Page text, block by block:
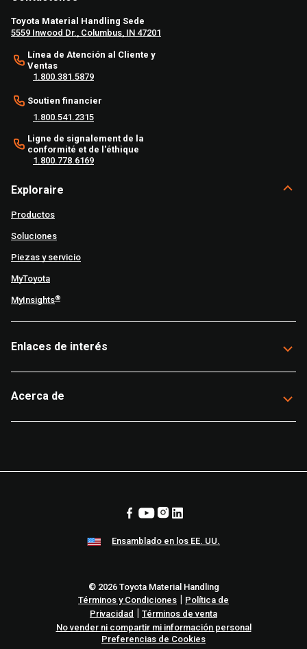
Toyota Material Handling Sede
5559 Inwood Dr., Columbus, IN 47201
Línea de Atención al Cliente y
Ventas
1.800.381.5879
Soutien financier
1.800.541.2315
Ligne de signalement de la
conformité et de l'éthique
1.800.778.6169
Exploraire
Productos
Soluciones
Piezas y servicio
MyToyota
MyInsights®
Enlaces de interés
Acerca de
Ensamblado en los EE. UU.
© 2026 Toyota Material Handling
Términos y Condiciones | Política de
Privacidad | Términos de venta
No vender ni compartir mi información personal
Preferencias de Cookies